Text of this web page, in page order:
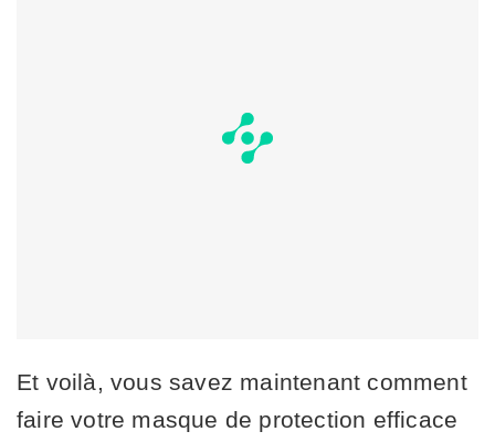
Et voilà, vous savez maintenant comment
faire votre masque de protection efficace